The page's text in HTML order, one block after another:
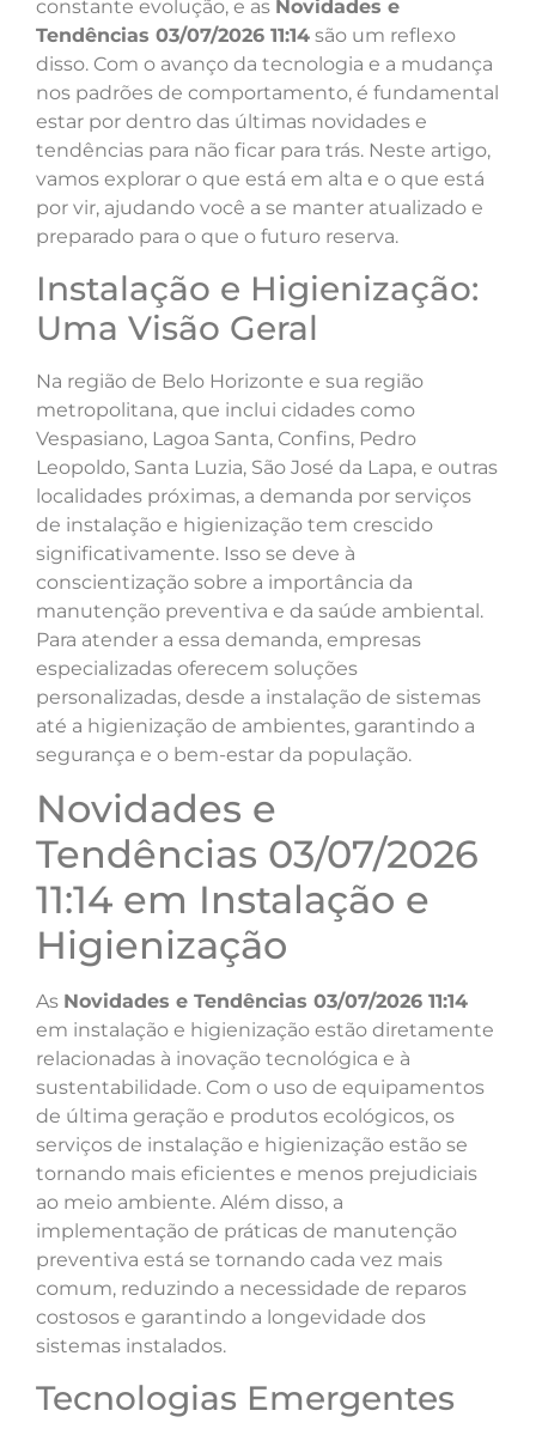
constante evolução, e as Novidades e
Tendências 03/07/2026 11:14 são um reflexo
disso. Com o avanço da tecnologia e a mudança
nos padrões de comportamento, é fundamental
estar por dentro das últimas novidades e
tendências para não ficar para trás. Neste artigo,
vamos explorar o que está em alta e o que está
por vir, ajudando você a se manter atualizado e
preparado para o que o futuro reserva.
Instalação e Higienização:
Uma Visão Geral
Na região de Belo Horizonte e sua região
metropolitana, que inclui cidades como
Vespasiano, Lagoa Santa, Confins, Pedro
Leopoldo, Santa Luzia, São José da Lapa, e outras
localidades próximas, a demanda por serviços
de instalação e higienização tem crescido
significativamente. Isso se deve à
conscientização sobre a importância da
manutenção preventiva e da saúde ambiental.
Para atender a essa demanda, empresas
especializadas oferecem soluções
personalizadas, desde a instalação de sistemas
até a higienização de ambientes, garantindo a
segurança e o bem-estar da população.
Novidades e
Tendências 03/07/2026
11:14 em Instalação e
Higienização
As Novidades e Tendências 03/07/2026 11:14
em instalação e higienização estão diretamente
relacionadas à inovação tecnológica e à
sustentabilidade. Com o uso de equipamentos
de última geração e produtos ecológicos, os
serviços de instalação e higienização estão se
tornando mais eficientes e menos prejudiciais
ao meio ambiente. Além disso, a
implementação de práticas de manutenção
preventiva está se tornando cada vez mais
comum, reduzindo a necessidade de reparos
costosos e garantindo a longevidade dos
sistemas instalados.
Tecnologias Emergentes